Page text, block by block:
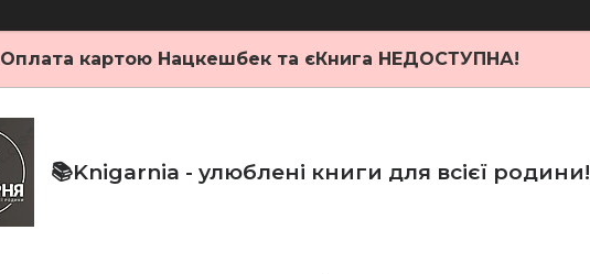
Оплата картою Нацкешбек та єКнига НЕДОСТУПНА!
📚Knigarnia - улюблені книги для всієї родини!